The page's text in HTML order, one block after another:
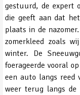
gestuurd, de expert
die geeft aan dat
plaats in de
zomerkleed zoals
winter. De
foerageerde vooral
een auto langs reed
weer terug langs de